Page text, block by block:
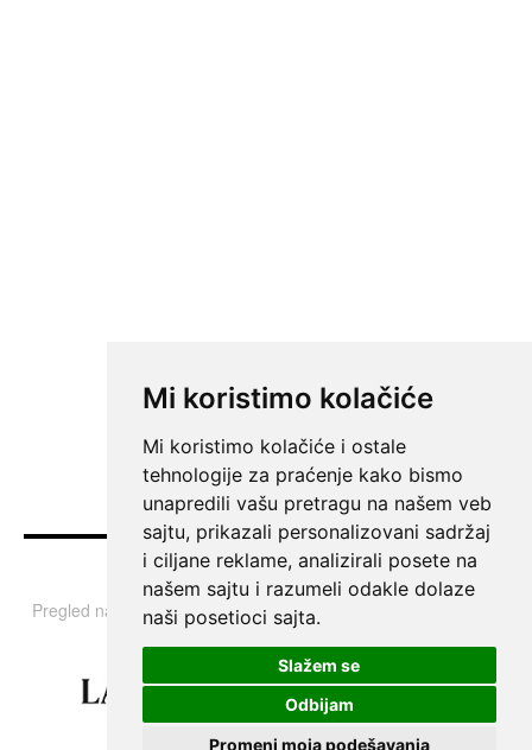
Mi koristimo kolačiće
Mi koristimo kolačiće i ostale
tehnologije za praćenje kako bismo
unapredili vašu pretragu na našem veb
sajtu, prikazali personalizovani sadržaj
i ciljane reklame, analizirali posete na
našem sajtu i razumeli odakle dolaze
naši posetioci sajta.
Slažem se
Odbijam
Promeni moja podešavanja
Vesti
Pregled najvažnijih informacija i tema iz Srbije, regiona i sveta.